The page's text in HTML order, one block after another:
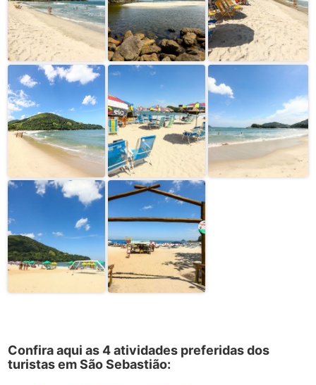
Confira aqui as 4 atividades preferidas dos
turistas em São Sebastião: